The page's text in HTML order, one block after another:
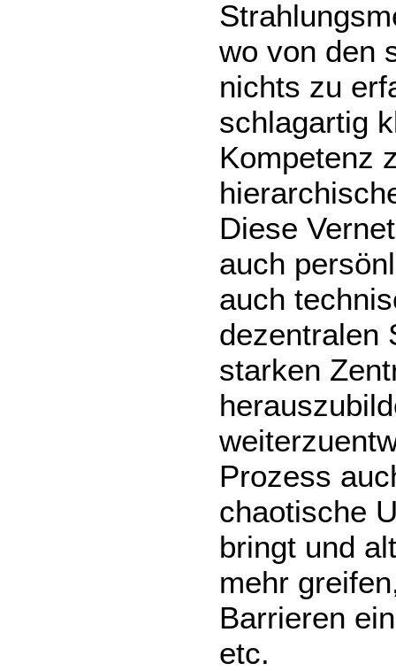
wo von den
nichts zu
schlagartig
Kompetenz
Diese
auch
auch
dezentralen
starken
Prozess
chaotische
bringt und
mehr
Barrieren
etc.